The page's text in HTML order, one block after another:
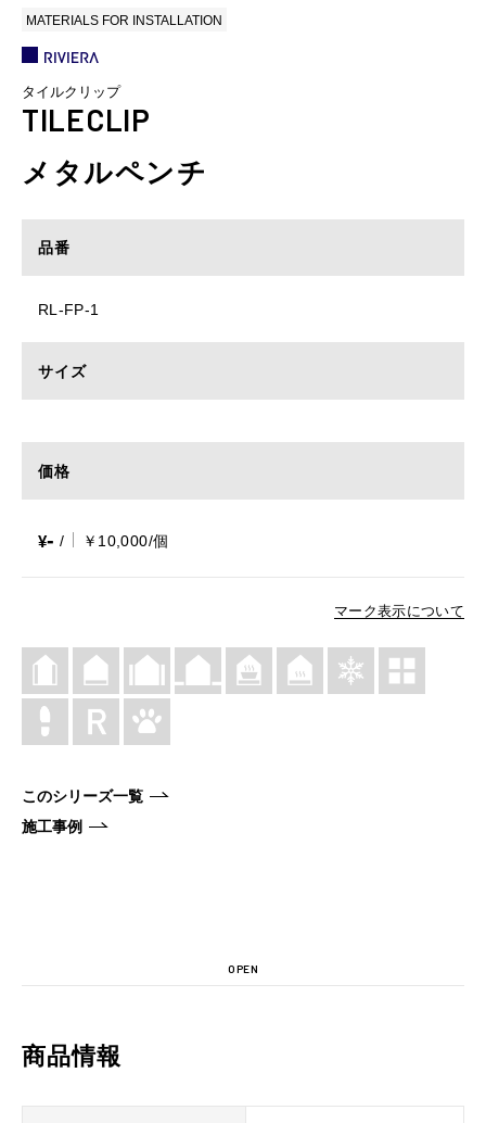
MATERIALS FOR INSTALLATION
タイルクリップ
TILECLIP
メタルペンチ
品番
RL-FP-1
サイズ
価格
¥- / ￥10,000/個
マーク表示について
このシリーズ一覧
施工事例
OPEN
商品情報